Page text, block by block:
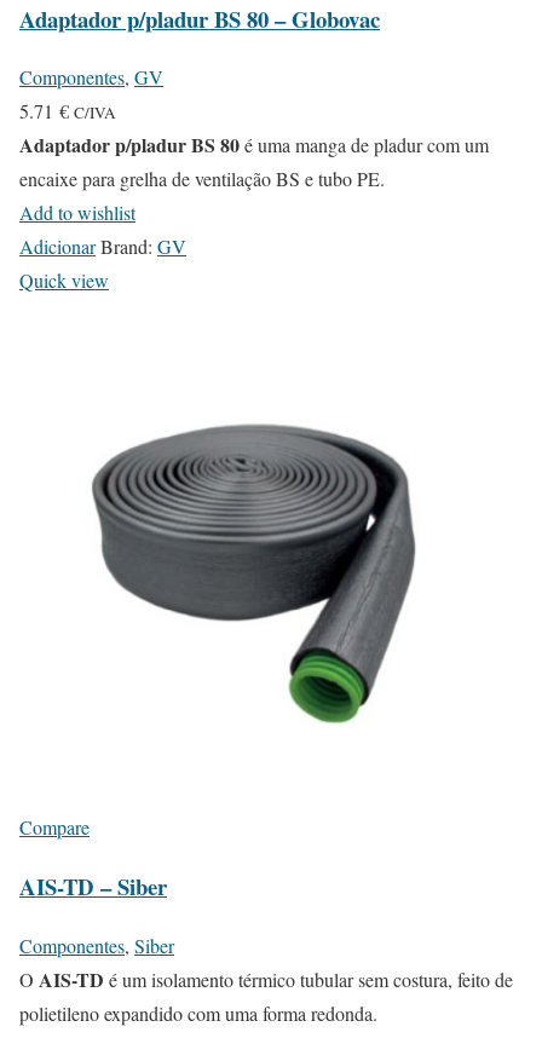
Adaptador p/pladur BS 80 – Globovac
Componentes, GV
5.71 € C/IVA
Adaptador p/pladur BS 80é uma manga de pladur com um
encaixe para grelha de ventilação BS e tubo PE.
Add to wishlist
AdicionarBrand: GV
Quick view
Compare
AIS-TD – Siber
Componentes, Siber
O AIS-TD é um isolamento térmico tubular sem costura, feito de
polietileno expandido com uma forma redonda.